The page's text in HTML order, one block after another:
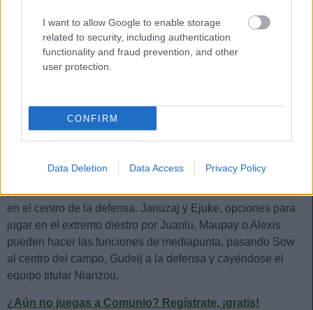
I want to allow Google to enable storage
related to security, including authentication
functionality and fraud prevention, and other
user protection.
CONFIRM
Data Deletion Data Access Privacy Policy
VLACHODIMOS
Estos jugadores son baja:Marcao, Agoumé (sanción).
Estos jugadores son duda:
apostará por un 4-2-3-1. Azpilicueta puede entrar en el
puesto de Carmona en el lateral diestro o en el de Nianzou
en el centro de la defensa. Januzaj y Ejuke, opciones para
jugar en el extremo diestro por Juanlu. Maupay o Alexis
pueden hacer las funciones de mediapunta, pasando Sow
al centro del campo, Gudelj a la defensa y cayéndose el
equipo titular Nianzou.
¿Aún no juegas a Comunio? Regístrate, ¡gratis!